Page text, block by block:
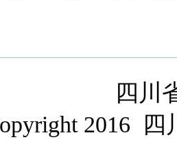
四川
2016 四